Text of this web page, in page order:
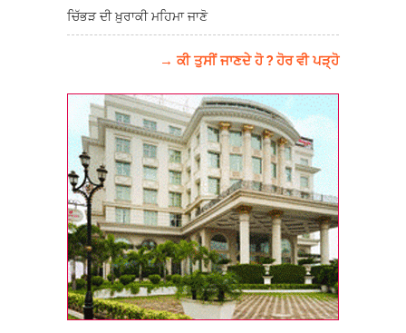
ਚਿੱਭੜ ਦੀ ਖ਼ੁਰਾਕੀ ਮਹਿਮਾ ਜਾਣੋ
→ ਕੀ ਤੁਸੀਂ ਜਾਣਦੇ ਹੋ ? ਹੋਰ ਵੀ ਪੜ੍ਹੋ